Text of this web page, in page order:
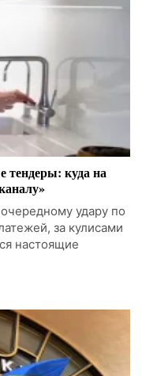
куда на
удару по
за кулисами
настоящие